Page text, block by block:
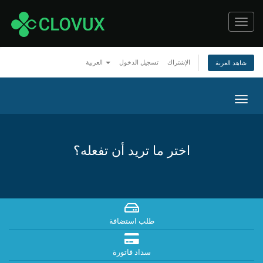
تسجيل الدخول الإشتراك شاهد العربة
اختر ما تريد أن تفعله؟
طلب استضافة
سداد فاتورة